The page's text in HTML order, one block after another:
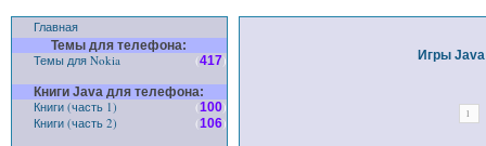
Главная
Темы для телефона:
Темы для Nokia (417)
Книги Java для телефона:
Книги (часть 1) (100)
Книги (часть 2)
(106)
Игры
1